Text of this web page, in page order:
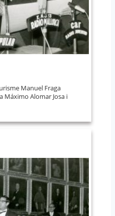
Manuel Fraga
Máximo Alomar Josa i